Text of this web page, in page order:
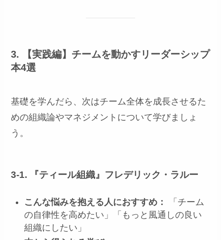
3. 【実践編】チームを動かすリーダーシップ
本4選
基礎を学んだら、次はチーム全体を成長させるた
めの組織論やマネジメントについて学びましょ
う。
3-1. 『ティール組織』フレデリック・ラルー
こんな悩みを抱える人におすすめ：
「チーム
の自律性を高めたい」「もっと風通しの良い
組織にしたい」